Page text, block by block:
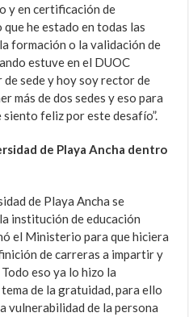
y en certificación de
he estado en todas las
formación o la validación de
estuve en el DUOC
sede y hoy soy rector de
más de dos sedes y eso para
feliz por este desafío”.
de Playa Ancha dentro
de Playa Ancha se
institución de educación
el Ministerio para que hiciera
de carreras a impartir y
eso ya lo hizo la
de la gratuidad, para ello
vulnerabilidad de la persona